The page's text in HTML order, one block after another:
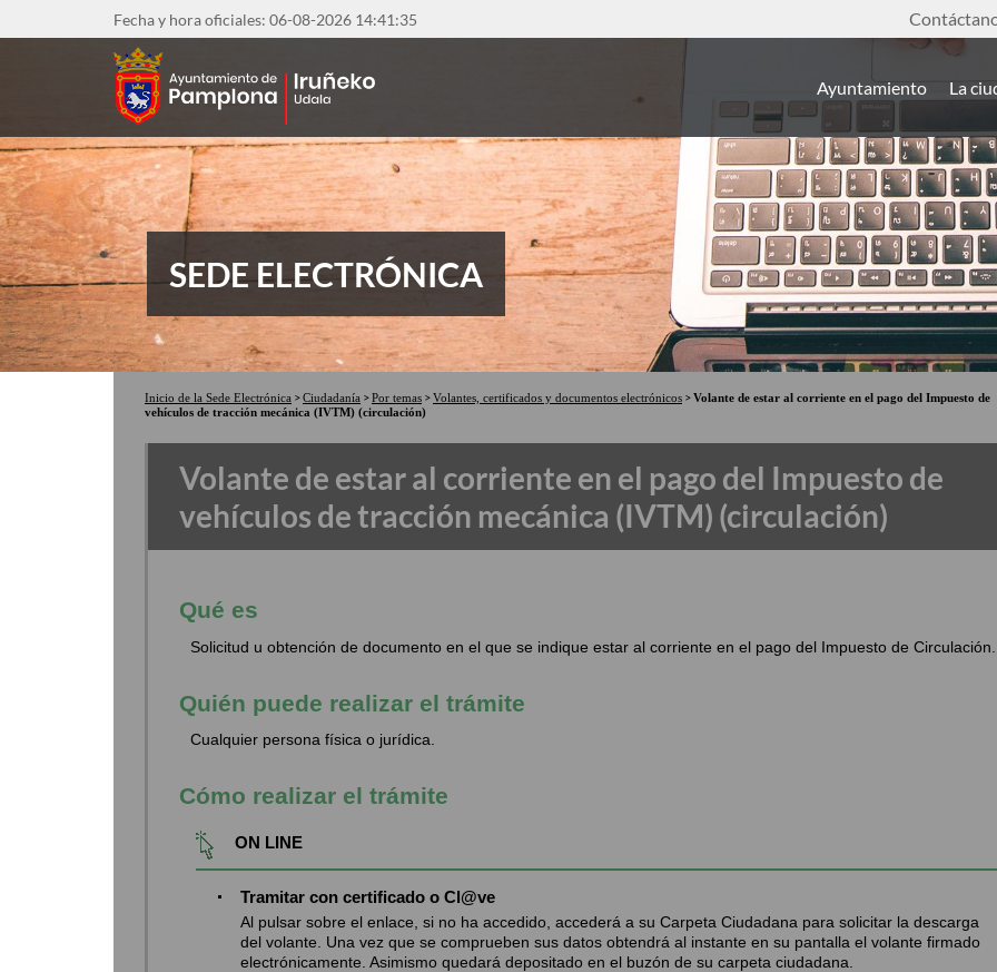
Fecha y hora oficiales: 06-08-2026 14:41:36
Ayuntamiento La
SEDE ELECTRÓNICA
Inicio de la Sede Electrónica Ciudadanía Por temas Volantes, certificados y documentos electrónicos
Volante de estar al corriente en el pago del Impuesto de
vehículos de tracción mecánica (IVTM) (circulación)
Volante de estar al corriente en el pago del Impuesto de
vehículos de tracción mecánica (IVTM) (circulación)
Qué es
Solicitud u obtención de documento en el que se indique estar al corriente en el pago del Impuesto de Circulación.
Quién puede realizar el trámite
Cualquier persona física o jurídica.
Cómo realizar el trámite
ON LINE
Tramitar con certificado o Cl@ve
Al pulsar sobre el enlace, si no ha accedido, accederá a su Carpeta Ciudadana para solicitar la descarga
del volante. Una vez que se comprueben sus datos obtendrá al instante en su pantalla el volante firmado
electrónicamente. Asimismo quedará depositado en el buzón de su carpeta ciudadana.